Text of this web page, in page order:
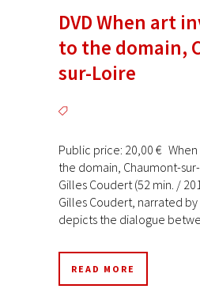
DVD When art
to the domain,
sur-Loire
Public price: 20,00 €
the domain, Chaumont-
Gilles Coudert (52 min. /
Gilles Coudert, narrated
depicts the dialogue
READ MORE